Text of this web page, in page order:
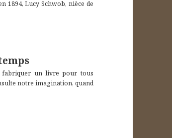
1894, Lucy Schwob, nièce de
fabriquer un livre pour tous
notre imagination, quand